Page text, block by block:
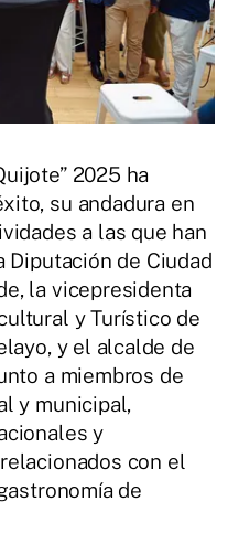
2025 ha
su andadura en
a las que han
de Ciudad
la vicepresidenta
y Turístico de
y el alcalde de
a miembros de
y municipal,
y
con el
de